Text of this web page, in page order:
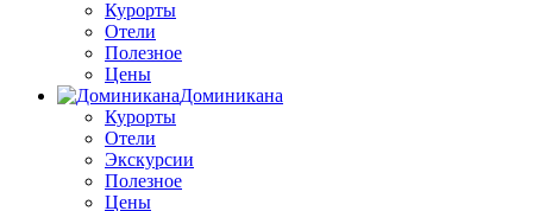
Курорты
Отели
Полезное
Цены
Доминикана
Курорты
Отели
Экскурсии
Полезное
Цены